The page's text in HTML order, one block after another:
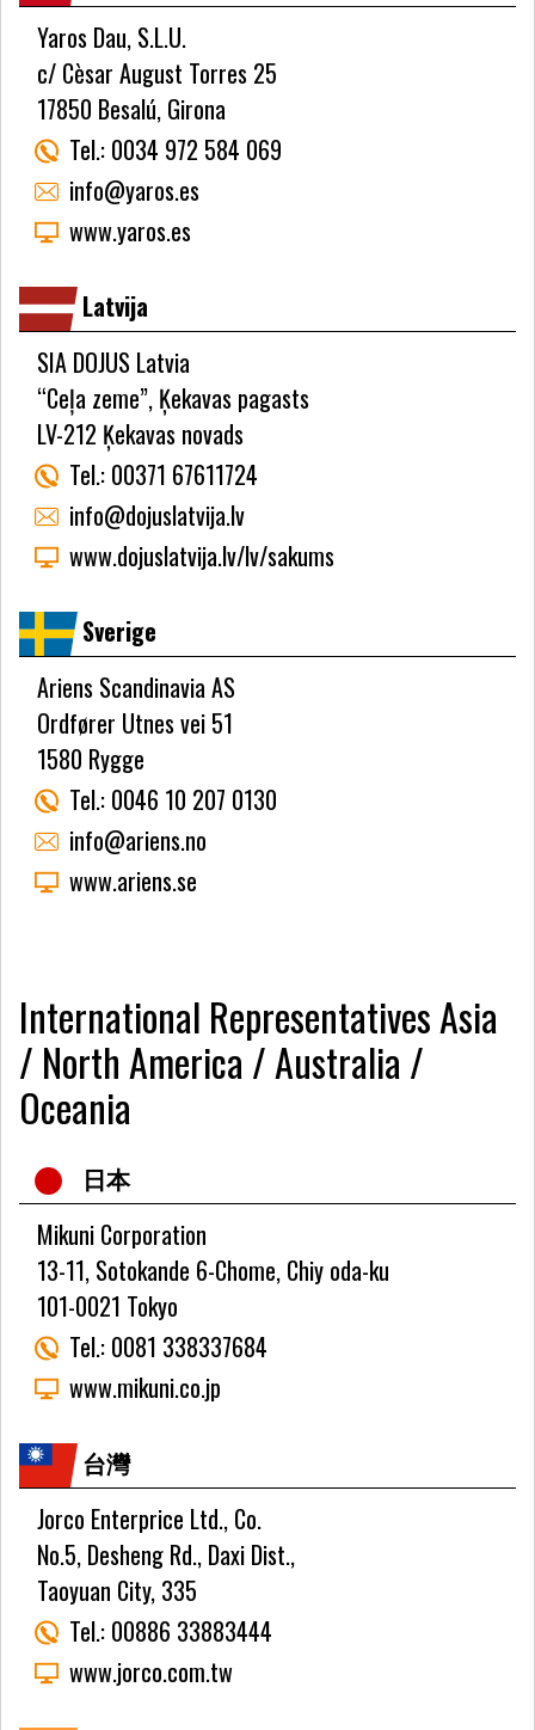
Yaros Dau, S.L.U.
c/ Cèsar August Torres 25
17850 Besalú, Girona
Tel.: 0034 972 584 069
info@yaros.es
www.yaros.es
Latvija
SIA DOJUS Latvia
“Ceļa zeme”, Ķekavas pagasts
LV-212 Ķekavas novads
Tel.: 00371 67611724
info@dojuslatvija.lv
www.dojuslatvija.lv/lv/sakums
Sverige
Ariens Scandinavia AS
Ordfører Utnes vei 51
1580 Rygge
Tel.: 0046 10 207 0130
info@ariens.no
www.ariens.se
International Representatives Asia
/ North America / Australia /
Oceania
日本
Mikuni Corporation
13-11, Sotokande 6-Chome, Chiy oda-ku
101-0021 Tokyo
Tel.: 0081 338337684
www.mikuni.co.jp
台灣
Jorco Enterprice Ltd., Co.
No.5, Desheng Rd., Daxi Dist.,
Taoyuan City, 335
Tel.: 00886 33883444
www.jorco.com.tw